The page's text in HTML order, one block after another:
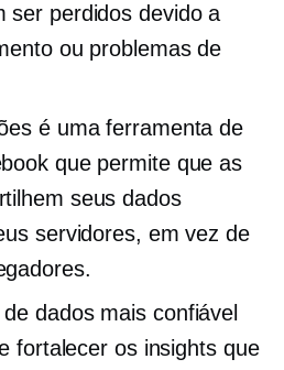
ser perdidos devido a
ou problemas de
é uma ferramenta de
que permite que as
seus dados
servidores, em vez de
dados mais confiável
fortalecer os insights que